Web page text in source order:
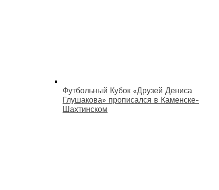
Футбольный Кубок «Друзей Дениса
Глушакова» прописался в Каменске-
Шахтинском